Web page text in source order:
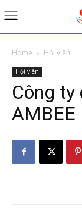
Home Hội viên
Hội viên
Công ty
AMBEE